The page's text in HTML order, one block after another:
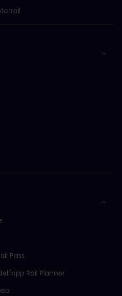
Pass
Rail Planner